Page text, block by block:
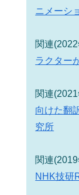
ニメーシ
関連
ラクター
関連
向けた翻
究所
関連(2019
NHK技研